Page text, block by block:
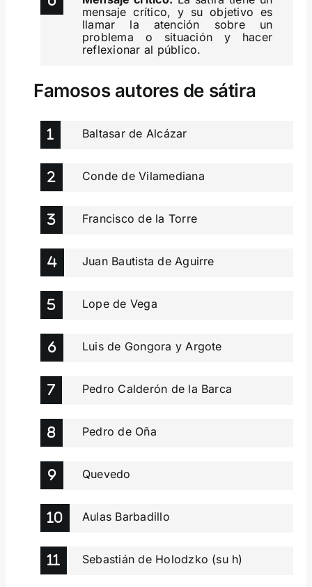
mensaje crítico, y su objetivo es
llamar la atención sobre un
problema o situación y hacer
reflexionar al público.
Famosos autores de sátira
Baltasar de Alcázar
Conde de Vilamediana
Francisco de la Torre
Juan Bautista de Aguirre
Lope de Vega
Luis de Gongora y Argote
Pedro Calderón de la Barca
Pedro de Oña
Quevedo
Aulas Barbadillo
Sebastián de Holodzko (su h)